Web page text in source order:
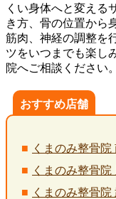
くい身体へと変える
き方、骨の位置から
筋肉、神経の調整を
ツをいつまでも楽し
院へご相談ください。
おすすめ店舗
くまのみ整骨院
くまのみ整骨院
くまのみ整骨